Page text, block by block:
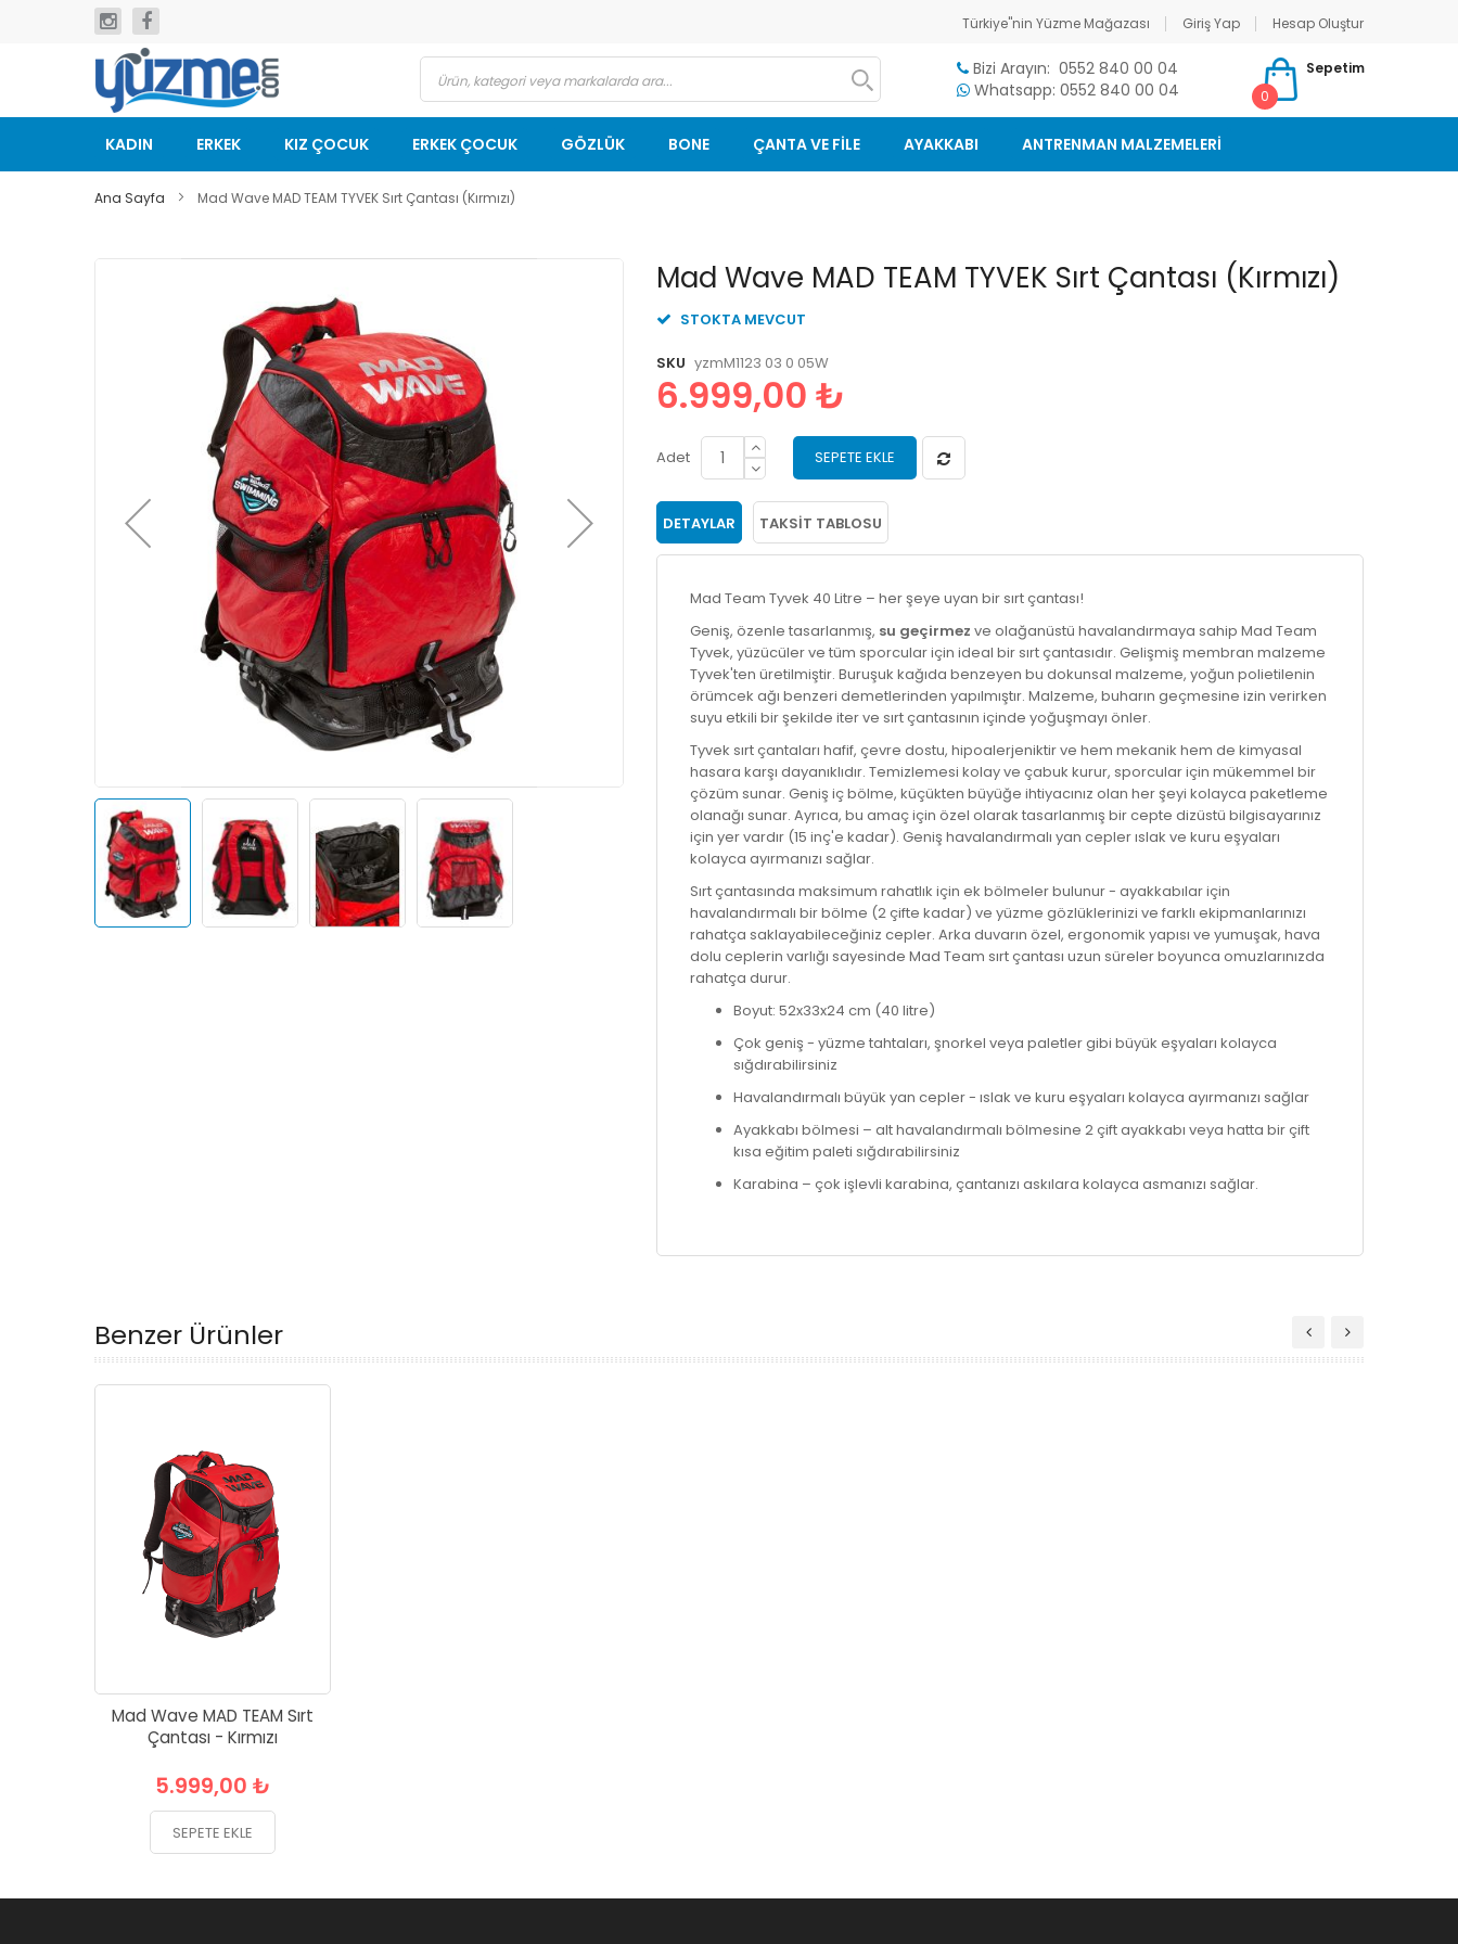
Türkiye"nin Yüzme Mağazası Giriş Yap
Hesap Oluştur
geç
Bizi Arayın: 0552 840 00 04
Whatsapp: 0552 840 00 04
Sepetim
0
KADIN ERKEK KIZ ÇOCUK ERKEK ÇOCUK GÖZLÜK BONE ÇANTA VE FİLE AYAKKABI ANTRENMAN MALZEMELERİ
Ana Sayfa Mad Wave MAD TEAM TYVEK Sırt Çantası (Kırmızı)
Mad Wave MAD TEAM TYVEK Sırt Çantası (Kırmızı)
STOKTA MEVCUT
SKU yzmM1123 03 0 05W
6.999,00 ₺
Adet SEPETE EKLE
DETAYLAR TAKSIT TABLOSU
Mad Team Tyvek 40 Litre – her şeye uyan bir sırt çantası!
Geniş, özenle tasarlanmış, su geçirmez ve olağanüstü havalandırmaya sahip Mad Team
Tyvek, yüzücüler ve tüm sporcular için ideal bir sırt çantasıdır. Gelişmiş membran malzeme
Tyvek'ten üretilmiştir. Buruşuk kağıda benzeyen bu dokunsal malzeme, yoğun polietilenin
örümcek ağı benzeri demetlerinden yapılmıştır. Malzeme, buharın geçmesine izin verirken
suyu etkili bir şekilde iter ve sırt çantasının içinde yoğuşmayı önler.
Tyvek sırt çantaları hafif, çevre dostu, hipoalerjeniktir ve hem mekanik hem de kimyasal
hasara karşı dayanıklıdır. Temizlemesi kolay ve çabuk kurur, sporcular için mükemmel bir
çözüm sunar. Geniş iç bölme, küçükten büyüğe ihtiyacınız olan her şeyi kolayca paketleme
olanağı sunar. Ayrıca, bu amaç için özel olarak tasarlanmış bir cepte dizüstü bilgisayarınız
için yer vardır (15 inç'e kadar). Geniş havalandırmalı yan cepler ıslak ve kuru eşyaları
kolayca ayırmanızı sağlar.
Sırt çantasında maksimum rahatlık için ek bölmeler bulunur - ayakkabılar için
havalandırmalı bir bölme (2 çifte kadar) ve yüzme gözlüklerinizi ve farklı ekipmanlarınızı
rahatça saklayabileceğiniz cepler. Arka duvarın özel, ergonomik yapısı ve yumuşak, hava
dolu ceplerin varlığı sayesinde Mad Team sırt çantası uzun süreler boyunca omuzlarınızda
rahatça durur.
Boyut: 52x33x24 cm (40 litre)
Çok geniş - yüzme tahtaları, şnorkel veya paletler gibi büyük eşyaları kolayca
sığdırabilirsiniz
Havalandırmalı büyük yan cepler - ıslak ve kuru eşyaları kolayca ayırmanızı sağlar
Ayakkabı bölmesi – alt havalandırmalı bölmesine 2 çift ayakkabı veya hatta bir çift
kısa eğitim paleti sığdırabilirsiniz
Karabina – çok işlevli karabina, çantanızı askılara kolayca asmanızı sağlar.
Resim
galerisinin
başlangıcına
Benzer Ürünler
Mad Wave MAD TEAM Sırt
Çantası - Kırmızı
5.999,00 ₺
SEPETE EKLE